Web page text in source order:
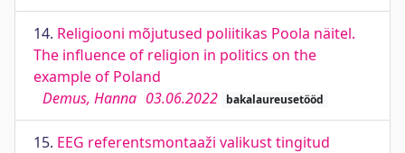
14. Religiooni mõjutused poliitikas Poola näitel.
The influence of religion in politics on the
example of Poland
Demus, Hanna 03.06.2022 bakalaureusetööd
15. EEG referentsmontaaži valikust tingitud